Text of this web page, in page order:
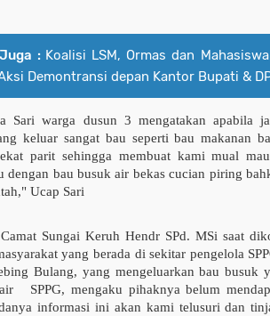
: Koalisi LSM, Ormas dan
Demontransi depan Kantor Bupati &
Sari warga dusun 3 mengatakan apabila
keluar sangat bau seperti bau makanan
parit sehingga membuat kami mual
dengan bau busuk air bekas cucian piring
Ucap Sari
Sungai Keruh Hendr SPd. MSi saat
yang berada di sekitar pengelola
Bulang, yang mengeluarkan bau busuk
SPPG, mengaku pihaknya belum
informasi ini akan kami telusuri dan